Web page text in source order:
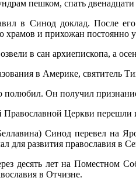
пешком, спать
в Синод доклад. После
храмов и прихожан постоянно
в сан архиепископа, а
в Америке, святитель
полюбил. Он получил
Православной Церкви
Синод перевел на
развития православия в
десять лет на Поместном
в Отчизне.